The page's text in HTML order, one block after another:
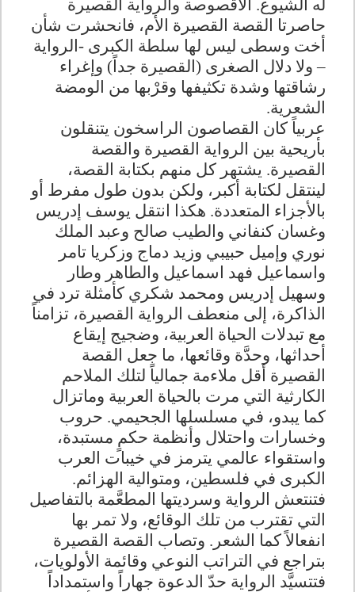
له الشيوع. الأقصوصة والرواية القصيرة
حاصرتا القصة القصيرة الأم، فانحشرت شأن
أخت وسطى ليس لها سلطة الكبرى -الرواية
– ولا دلال الصغرى (القصيرة جداً) وإغراء
رشاقتها وشدة تكثيفها وقرْبها من الومضة
الشعرية.
عربياً كان القصاصون الراسخون يتنقلون
بأريحية بين الرواية القصيرة والقصة
القصيرة. يشتهر كل منهم بكتابة القصة،
لينتقل لكتابة أكبر، ولكن بدون طول مفرط أو
بالأجزاء المتعددة. هكذا انتقل يوسف إدريس
وغسان كنفاني والطيب صالح وعبد الملك
نوري وإميل حبيبي وزيد دماج وزكريا تامر
واسماعيل فهد اسماعيل والطاهر وطار
وسهيل إدريس ومحمد شكري كأمثلة ترد في
الذاكرة، إلى منعطف الرواية القصيرة، تزامناً
مع تبدلات الحياة العربية، وضجيج إيقاع
أحداثها، وحدَّة وقائعها، ما جعل القصة
القصيرة أقل ملاءمة جمالياً لتلك الملاحم
الكارثية التي مرت بالحياة العربية وماتزال
كما يبدو، في مسلسلها الجحيمي. حروب
وخسارات واحتلال وأنظمة حكمٍ مستبدة،
واستقواء عالمي يترمز في خيبات العرب
الكبرى في فلسطين، ومتوالية الهزائم.
فتنتعش الرواية وسرديتها المطعَّمة بالتفاصيل
التي تقترب من تلك الوقائع، ولا تمر بها
انفعالاً كما الشعر. وتصاب القصة القصيرة
بتراجع في التراتب النوعي وقائمة الأولويات،
فتتسيَّد الرواية حدّ الدعوة جهاراً واستمداداً